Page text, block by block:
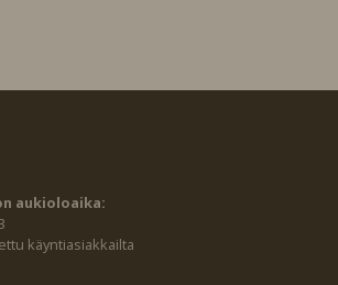
aukioloaika:
käyntiasiakkailta